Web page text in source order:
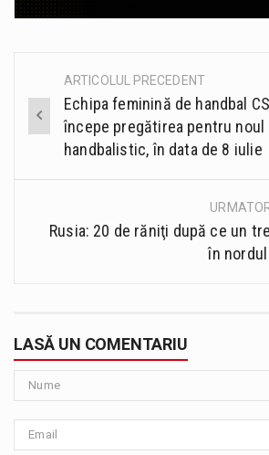
Post
navigation
ARTICOLUL PRECEDENT
Echipa feminină de handbal
începe pregătirea pentru noul
handbalistic, în data de 8 iulie
Rusia: 20 de răniţi după ce un
în
LASĂ UN COMENTARIU